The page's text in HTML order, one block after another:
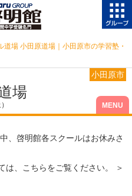
道場 小田原道場｜小田原市の学習塾・
場
小田原市
、啓明館各スクールはお休みさ
は、こちらをご覧ください。 ＞